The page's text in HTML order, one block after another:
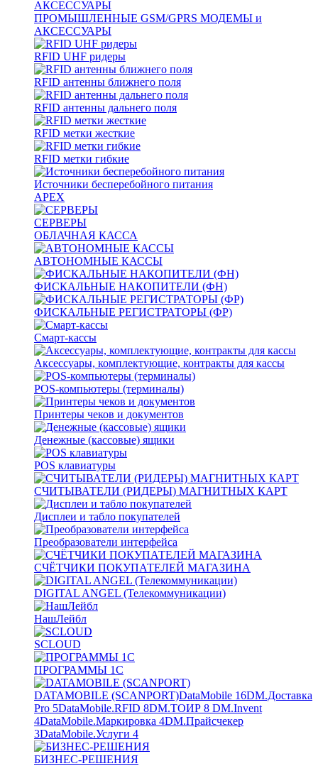
ПРОМЫШЛЕННЫЕ GSM/GPRS МОДЕМЫ и
АКСЕССУАРЫ
RFID UHF ридеры
RFID антенны ближнего поля
RFID антенны дальнего поля
RFID метки жесткие
RFID метки гибкие
Источники бесперебойного питания
APEX
СЕРВЕРЫ
ОБЛАЧНАЯ КАССА
АВТОНОМНЫЕ КАССЫ
ФИСКАЛЬНЫЕ НАКОПИТЕЛИ (ФН)
ФИСКАЛЬНЫЕ РЕГИСТРАТОРЫ (ФР)
Смарт-кассы
Аксессуары, комплектующие, контракты для кассы
POS-компьютеры (терминалы)
Принтеры чеков и документов
Денежные (кассовые) ящики
POS клавиатуры
СЧИТЫВАТЕЛИ (РИДЕРЫ) МАГНИТНЫХ КАРТ
Дисплеи и табло покупателей
Преобразователи интерфейса
СЧЁТЧИКИ ПОКУПАТЕЛЕЙ МАГАЗИНА
DIGITAL ANGEL (Телекоммуникации)
НашЛейбл
SCLOUD
ПРОГРАММЫ 1С
DATAMOBILE (SCANPORT)DataMobile 16DM.Доставка
Pro 5DataMobile.RFID 8DM.ТОИР 8 DM.Invent
4DataMobile.Маркировка 4DM.Прайсчекер
3DataMobile.Услуги 4
БИЗНЕС-РЕШЕНИЯ